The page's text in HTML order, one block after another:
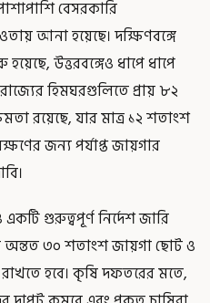
বেসরকারি
আনা হয়েছে। দক্ষিণবঙ্গে
উত্তরবঙ্গেও ধাপে ধাপে
হিমঘরগুলিতে প্রায় ৮২
রয়েছে, যার মাত্র ১২ শতাংশ
জন্য পর্যাপ্ত জায়গার
গুরুত্বপূর্ণ নির্দেশ জারি
অন্তত ৩০ শতাংশ জায়গা ছোট ও
রাখতে হবে। কৃষি দফতরের মতে,